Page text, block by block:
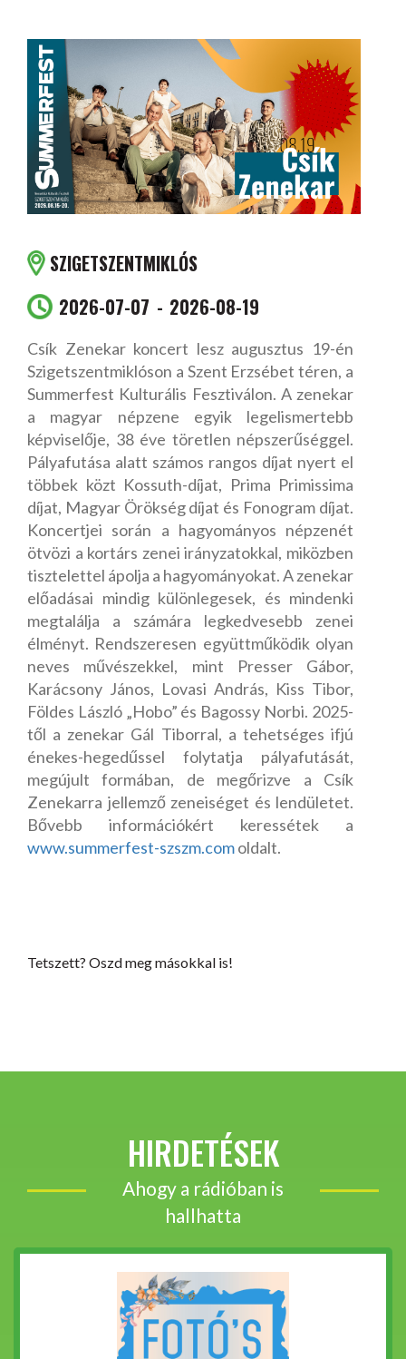
SZIGETSZENTMIKLÓS
2026-07-07
2026-08-19
Csík Zenekar koncert lesz augusztus 19-én
Szigetszentmiklóson a Szent Erzsébet téren, a
Summerfest Kulturális Fesztiválon. A zenekar
a magyar népzene egyik legelismertebb
képviselője, 38 éve töretlen népszerűséggel.
Pályafutása alatt számos rangos díjat nyert el
többek közt Kossuth-díjat, Prima Primissima
díjat, Magyar Örökség díjat és Fonogram díjat.
Koncertjei során a hagyományos népzenét
ötvözi a kortárs zenei irányzatokkal, miközben
tisztelettel ápolja a hagyományokat. A zenekar
előadásai mindig különlegesek, és mindenki
megtalálja a számára legkedvesebb zenei
élményt. Rendszeresen együttműködik olyan
neves művészekkel, mint Presser Gábor,
Karácsony János, Lovasi András, Kiss Tibor,
Földes László „Hobo” és Bagossy Norbi. 2025-
től a zenekar Gál Tiborral, a tehetséges ifjú
énekes-hegedűssel folytatja pályafutását,
megújult formában, de megőrizve a Csík
Zenekarra jellemző zeneiséget és lendületet.
Bővebb információkért keressétek a
www.summerfest-szszm.comoldalt.
Tetszett? Oszd meg másokkal is!
HIRDETÉSEK
Ahogy a rádióban is
hallhatta